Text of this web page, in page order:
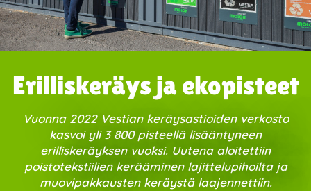
Erilliskeräys ja ekopisteet
Vuonna 2022 Vestian keräysastioiden verkosto
kasvoi yli 3 800 pisteellä lisääntyneen
erilliskeräyksen vuoksi. Uutena aloitettiin
poistotekstiilien kerääminen lajittelupihoilta ja
muovipakkausten keräystä laajennettiin.